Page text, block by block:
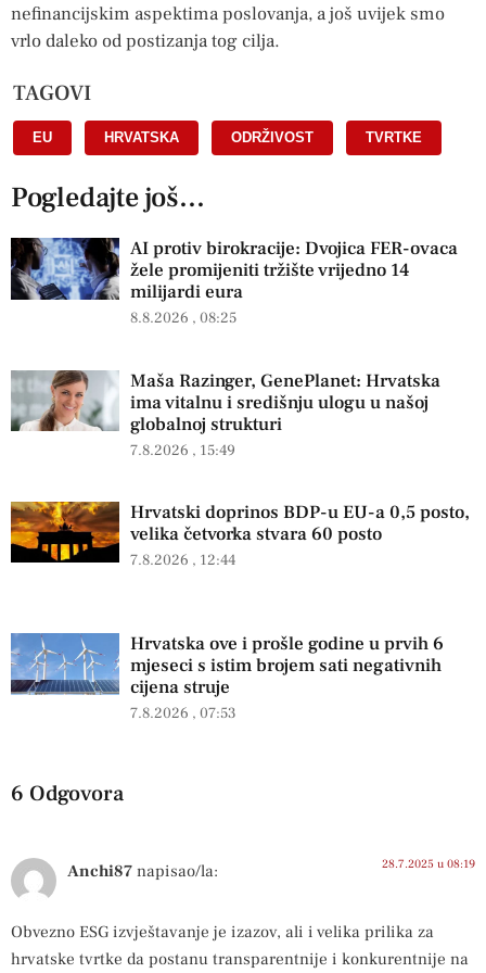
nefinancijskim aspektima poslovanja, a još uvijek smo
vrlo daleko od postizanja tog cilja.
TAGOVI
EU HRVATSKA ODRŽIVOST TVRTKE
Pogledajte još...
AI protiv birokracije: Dvojica FER-ovaca
žele promijeniti tržište vrijedno 14
milijardi eura
8.8.2026 08:25
Maša Razinger, GenePlanet: Hrvatska
ima vitalnu i središnju ulogu u našoj
globalnoj strukturi
7.8.2026 15:49
Hrvatski doprinos BDP-u EU-a 0,5 posto,
velika četvorka stvara 60 posto
7.8.2026 12:44
Hrvatska ove i prošle godine u prvih 6
mjeseci s istim brojem sati negativnih
cijena struje
7.8.2026 07:53
6 Odgovora
Anchi87 napisao/la: 28.7.2025 u 08:19
Obvezno ESG izvještavanje je izazov, ali i velika prilika za
hrvatske tvrtke da postanu transparentnije i konkurentnije na